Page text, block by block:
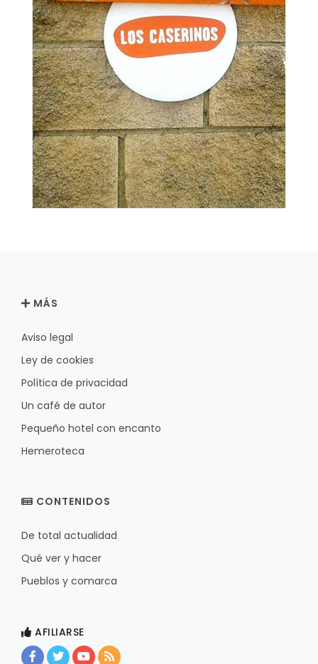
MÁS
Aviso legal
Ley de cookies
Política de privacidad
Un café de autor
Pequeño hotel con encanto
Hemeroteca
CONTENIDOS
De total actualidad
Qué ver y hacer
Pueblos y comarca
AFILIARSE